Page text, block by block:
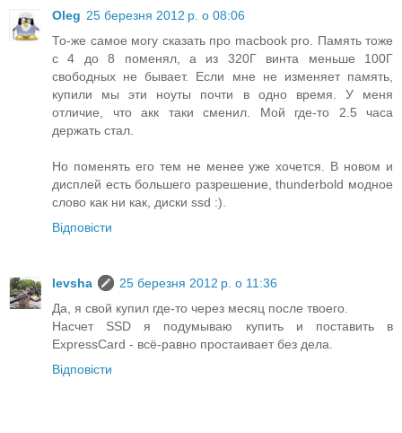
Oleg 25 березня 2012 р. о 08:06
То-же самое могу сказать про macbook pro. Память тоже
с 4 до 8 поменял, а из 320Г винта меньше 100Г
свободных не бывает. Если мне не изменяет память,
купили мы эти ноуты почти в одно время. У меня
отличие, что акк таки сменил. Мой где-то 2.5 часа
держать стал.
Но поменять его тем не менее уже хочется. В новом и
дисплей есть большего разрешение, thunderbold модное
слово как ни как, диски ssd :).
Відповісти
levsha
25 березня 2012 р. о 11:36
Да, я свой купил где-то через месяц после твоего.
Насчет SSD я подумываю купить и поставить в
ExpressCard - всё-равно простаивает без дела.
Відповісти